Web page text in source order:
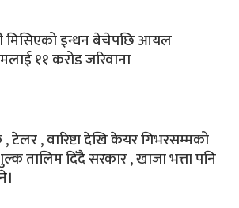
मिसिएको इन्धन बेचेपछि आयल
११ करोड जरिवाना
, वारिष्टा देखि केयर गिभरसम्मको
तालिम दिँदै सरकार , खाजा भत्ता पनि